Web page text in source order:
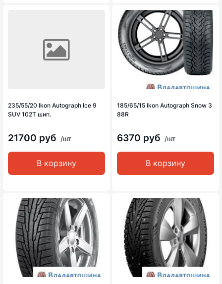
235/55/20 Ikon Autograph Ice 9
SUV 102T шип.
21700 руб /шт
В корзину
185/65/15 Ikon Autograph Snow 3
88R
6370 руб /шт
В корзину